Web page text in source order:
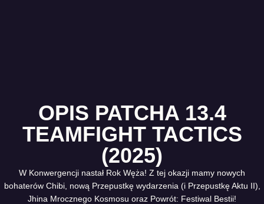
OPIS PATCHA 13.4
TEAMFIGHT TACTICS
(2025)
W Konwergencji nastał Rok Węża! Z tej okazji mamy nowych
bohaterów Chibi, nową Przepustkę wydarzenia (i Przepustkę Aktu II),
Jhina Mrocznego Kosmosu oraz Powrót: Festiwal Bestii!